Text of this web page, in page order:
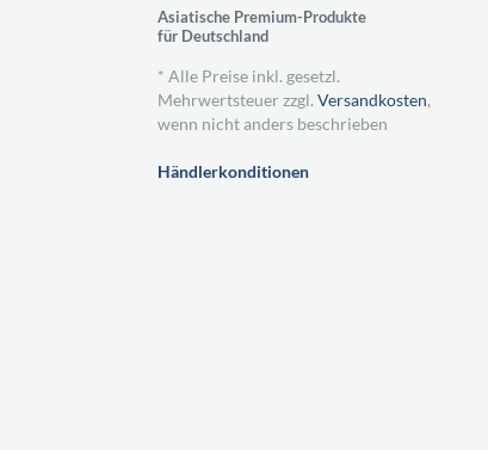
Asiatische Premium-Produkte
für Deutschland
* Alle Preise inkl. gesetzl.
Mehrwertsteuer zzgl. Versandkosten,
wenn nicht anders beschrieben
Händlerkonditionen